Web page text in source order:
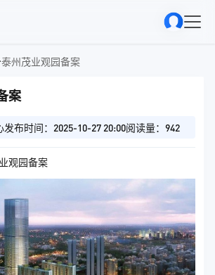
泰州茂业观园备案
案
发布时间：2025-10-27 20:00阅读量：942
观园备案